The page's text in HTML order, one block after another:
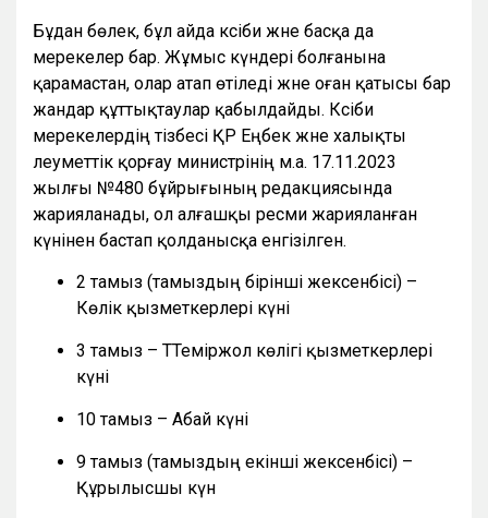
Бұдан бөлек, бұл айда кәсіби және басқа да
мерекелер бар. Жұмыс күндері болғанына
қарамастан, олар атап өтіледі және оған қатысы бар
жандар құттықтаулар қабылдайды. Кәсіби
мерекелердің тізбесі ҚР Еңбек және халықты
әлеуметтік қорғау министрінің м.а. 17.11.2023
жылғы №480 бұйрығының редакциясында
жарияланады, ол алғашқы ресми жарияланған
күнінен бастап қолданысқа енгізілген.
2 тамыз (тамыздың бірінші жексенбісі) –
Көлік қызметкерлері күні
3 тамыз – ТТеміржол көлігі қызметкерлері
күні
10 тамыз – Абай күні
9 тамыз (тамыздың екінші жексенбісі) –
Құрылысшы күн